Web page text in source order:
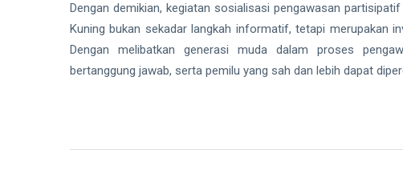
Dengan demikian, kegiatan sosialisasi pengawasan
Kuning bukan sekadar langkah informatif, tetapi merupakan
Dengan melibatkan generasi muda dalam proses
bertanggung jawab, serta pemilu yang sah dan lebih dapat